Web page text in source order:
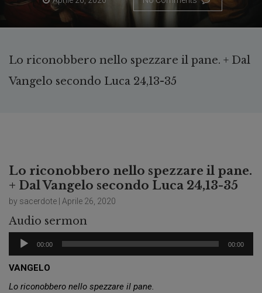
Lo riconobbero nello spezzare il pane. + Dal
Vangelo secondo Luca 24,13-35
Lo riconobbero nello spezzare il pane.
+ Dal Vangelo secondo Luca 24,13-35
by sacerdote | Aprile 26, 2020
Audio sermon
Audio
Player
00:00 00:00
VANGELO
Lo riconobbero nello spezzare il pane.